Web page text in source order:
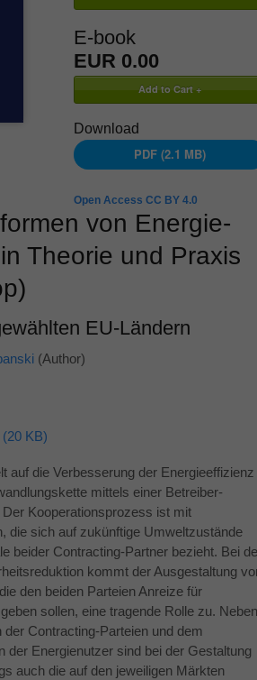
E-book
EUR 0.00
Download
PDF (2.1 MB)
Open Access CC BY 4.0
von Energie-
Theorie und Praxis
EU-Ländern
(Author)
KB)
auf die Verbesserung der Energieeffizienz
mittels einer Betreiber-
Kooperationsprozess ist mit
die sich auf zukünftige Umweltzustände
beider Contracting-Partner bezieht. Bei
kommt der Ausgestaltung
den beiden Parteien Anreize für
sollen, eine tragende Rolle zu. Neben
der Contracting-Parteien und dem
der Energienutzer sind bei der Gestaltung
auch die auf den jeweiligen Märkten